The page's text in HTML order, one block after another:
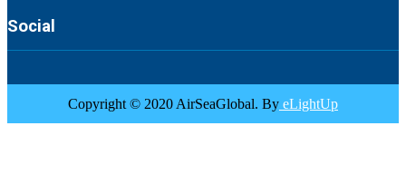
Social
Copyright © 2020 AirSeaGlobal. By eLightUp